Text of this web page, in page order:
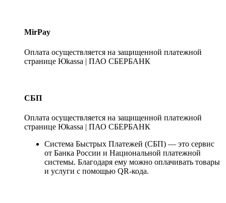
MirPay
Оплата осуществляется на защищенной платежной
странице Юkassa | ПАО СБЕРБАНК
СБП
Оплата осуществляется на защищенной платежной
странице Юkassa | ПАО СБЕРБАНК
Система Быстрых Платежей (СБП) — это сервис
от Банка России и Национальной платежной
системы. Благодаря ему можно оплачивать товары
и услуги с помощью QR-кода.